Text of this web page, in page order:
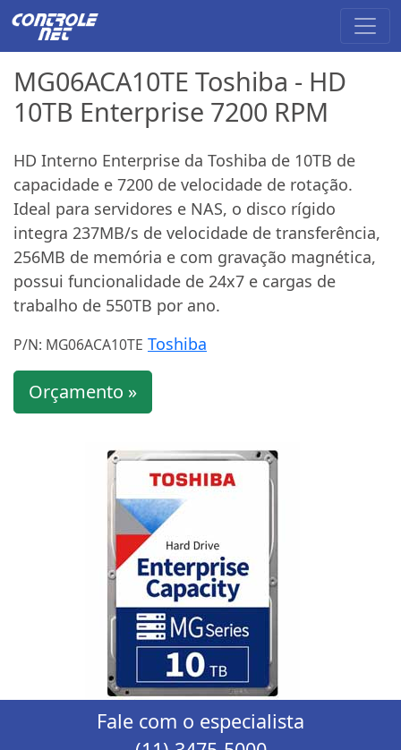
MG06ACA10TE Toshiba - HD
10TB Enterprise 7200 RPM
HD Interno Enterprise da Toshiba de 10TB de
capacidade e 7200 de velocidade de rotação.
Ideal para servidores e NAS, o disco rígido
integra 237MB/s de velocidade de transferência,
256MB de memória e com gravação magnética,
possui funcionalidade de 24x7 e cargas de
trabalho de 550TB por ano.
P/N: MG06ACA10TE Toshiba
Orçamento »
Fale com o especialista